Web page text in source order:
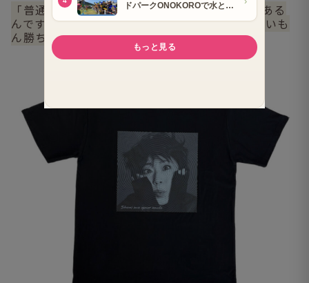
「普通の顔のだけじゃなくて、変顔Tシャツもある
んですよ～（笑）。枚数を作らなかったので早いも
ん勝ちですけどね」と石川さん。